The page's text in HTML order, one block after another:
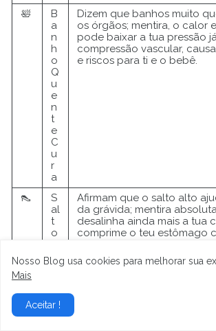
🛀
B
a
n
h
o
Q
u
e
n
t
e
C
u
r
a
Dizem que banhos muito
os órgãos; mentira, o calor
pode baixar a tua pressão
compressão vascular,
e riscos para ti e o bebê.
👠
S
al
t
o
d
a
D
o
Afirmam que o salto alto
da grávida; mentira
desalinha ainda mais a tua
comprime o teu estômago
Nosso Blog usa cookies para melhorar sua
Mais
Aceitar !